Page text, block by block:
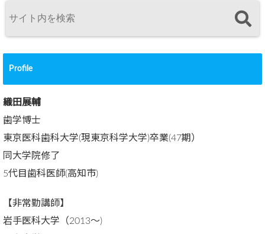
Profile
織田展輔
歯学博士
東京医科歯科大学(現東京科学大学)卒業(47期）
同大学院修了
5代目歯科医師(高知市)
【非常勤講師】
岩手医科大学（2013～)